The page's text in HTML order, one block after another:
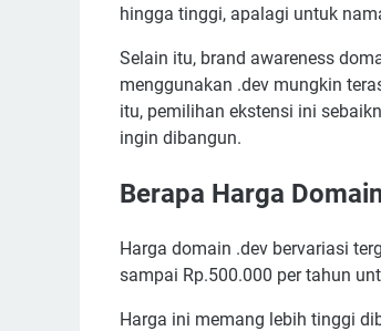
hingga tinggi, apalagi untuk
Selain itu, brand awareness
menggunakan .dev mungkin
itu, pemilihan ekstensi ini
ingin dibangun.
Berapa Harga
Harga domain .dev bervariasi
sampai Rp.500.000 per tahun
Harga ini memang lebih tinggi